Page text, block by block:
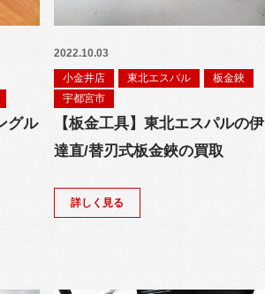
グル
2022.10.03
小金井店
東北エスパル
板金鋏
宇都宮市
【板金工具】東北エスパルの伊
達直/替刃式板金鋏の買取
詳しく見る